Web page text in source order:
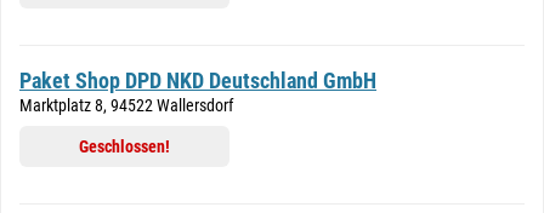
Paket Shop DPD NKD Deutschland GmbH
Marktplatz 8, 94522 Wallersdorf
Geschlossen!